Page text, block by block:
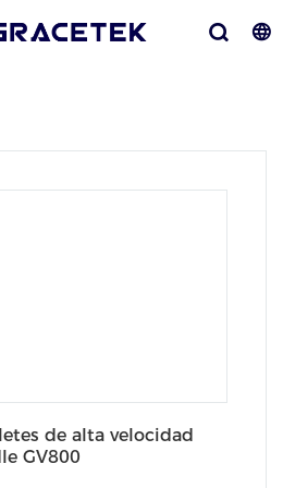
de alta velocidad
GV800